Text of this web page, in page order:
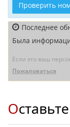
Проверить
Последнее
Была
Если это ваш
Пожаловаться